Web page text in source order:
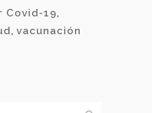
Covid-19,
, vacunación